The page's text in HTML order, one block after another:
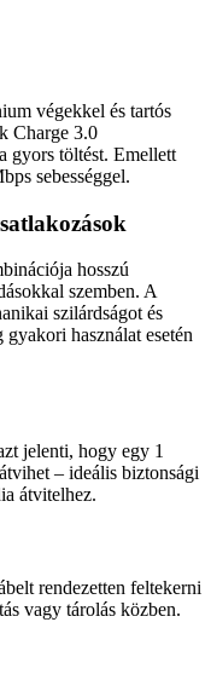
végekkel és tartós
Charge 3.0
gyors töltést. Emellett
sebességgel.
hosszú
szemben. A
szilárdságot és
gyakori használat esetén
jelenti, hogy egy 1
– ideális biztonsági
átvitelhez.
rendezetten feltekerni
vagy tárolás közben.